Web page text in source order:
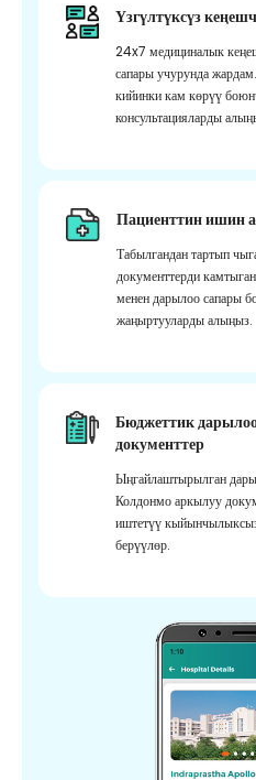
Үзгүлтүксүз
24x7 медициналык
сапары учурунда
кийинки кам көрүү
консультацияларды
Пациенттин ишин
Табылгандан тартып
документтерди
менен дарылоо сапары
жаңыртууларды алыңыз.
Бюджеттик
документтер
Ыңгайлаштырылган
Колдонмо аркылуу
иштетүү
берүүлөр.